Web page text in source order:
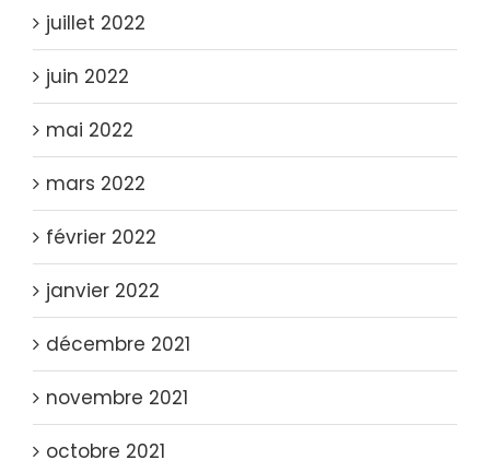
juillet 2022
juin 2022
mai 2022
mars 2022
février 2022
janvier 2022
décembre 2021
novembre 2021
octobre 2021